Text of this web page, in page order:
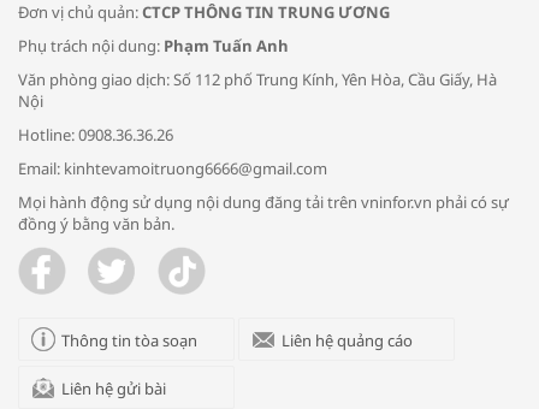
Bác sĩ tư vấn cách phòng tránh bệnh
đường hô hấp trong thời tiết giao mùa
Trao yêu thương cho em
Đơn vị chủ quản:CTCP THÔNG TIN TRUNG ƯƠNG
Phụ trách nội dung: Phạm Tuấn Anh
Văn phòng giao dịch: Số 112 phố Trung Kính, Yên Hòa, Cầu Giấy, Hà
Nội
Hotline: 0908.36.36.26
Email: kinhtevamoitruong6666@gmail.com
Mọi hành động sử dụng nội dung đăng tải trên vninfor.vn phải có sự
đồng ý bằng văn bản.
Thông tin tòa soạn Liên hệ quảng cáo
Liên hệ gửi bài